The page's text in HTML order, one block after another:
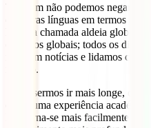
Também não podemos negar a
de outras línguas em termos
hoje na chamada aldeia global,
cidadãos globais; todos os dias
nos com notícias e lidamos com
mundo.
Se quisermos ir mais longe,
de ter uma experiência
Isto torna-se mais facilmente